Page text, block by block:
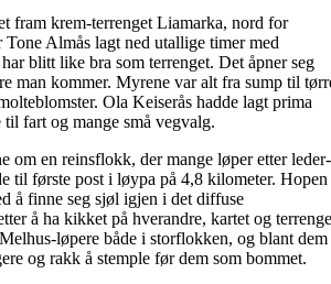
fram krem-terrenget Liamarka, nord for
Almås lagt ned utallige timer med
blitt like bra som terrenget. Det åpner seg
man kommer. Myrene var alt fra sump til
Ola Keiserås hadde lagt prima
fart og mange små vegvalg.
om en reinsflokk, der mange løper etter leder-
til første post i løypa på 4,8 kilometer. Hopen
å finne seg sjøl igjen i det diffuse
å ha kikket på hverandre, kartet og
løpere både i storflokken, og blant dem
og rakk å stemple før dem som bommet.